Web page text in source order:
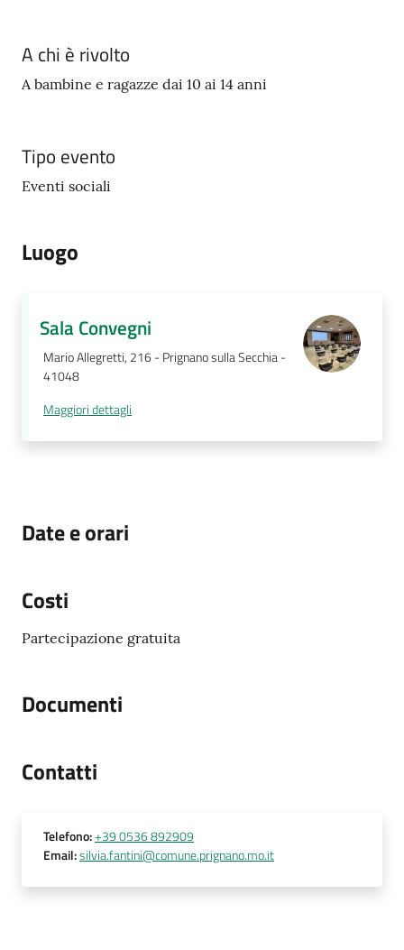
Street
Art
gli
argomenti...
A chi è rivolto
A bambine e ragazze dai 10 ai 14 anni
Tipo evento
Eventi sociali
Luogo
Sala Convegni
Mario Allegretti, 216 - Prignano sulla Secchia -
41048
Maggiori dettagli
Date e orari
Costi
Partecipazione gratuita
Documenti
Contatti
Telefono:+39 0536 892909
Email:silvia.fantini@comune.prignano.mo.it